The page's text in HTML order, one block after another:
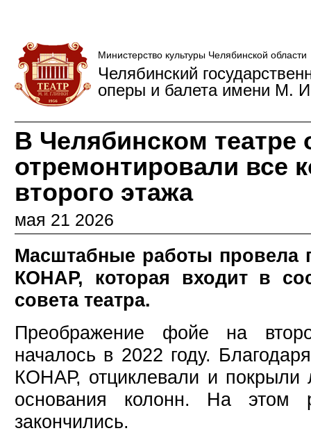
Министерство культуры Челябинской области
Челябинский
оперы и балета имени М.
В Челябинском театре
отремонтировали все
второго этажа
мая 21 2026
Масштабные работы провела
КОНАР, которая входит в
совета театра.
Преображение фойе на
началось в 2022 году.
КОНАР, отциклевали и покрыли
основания колонн. На этом
закончились.